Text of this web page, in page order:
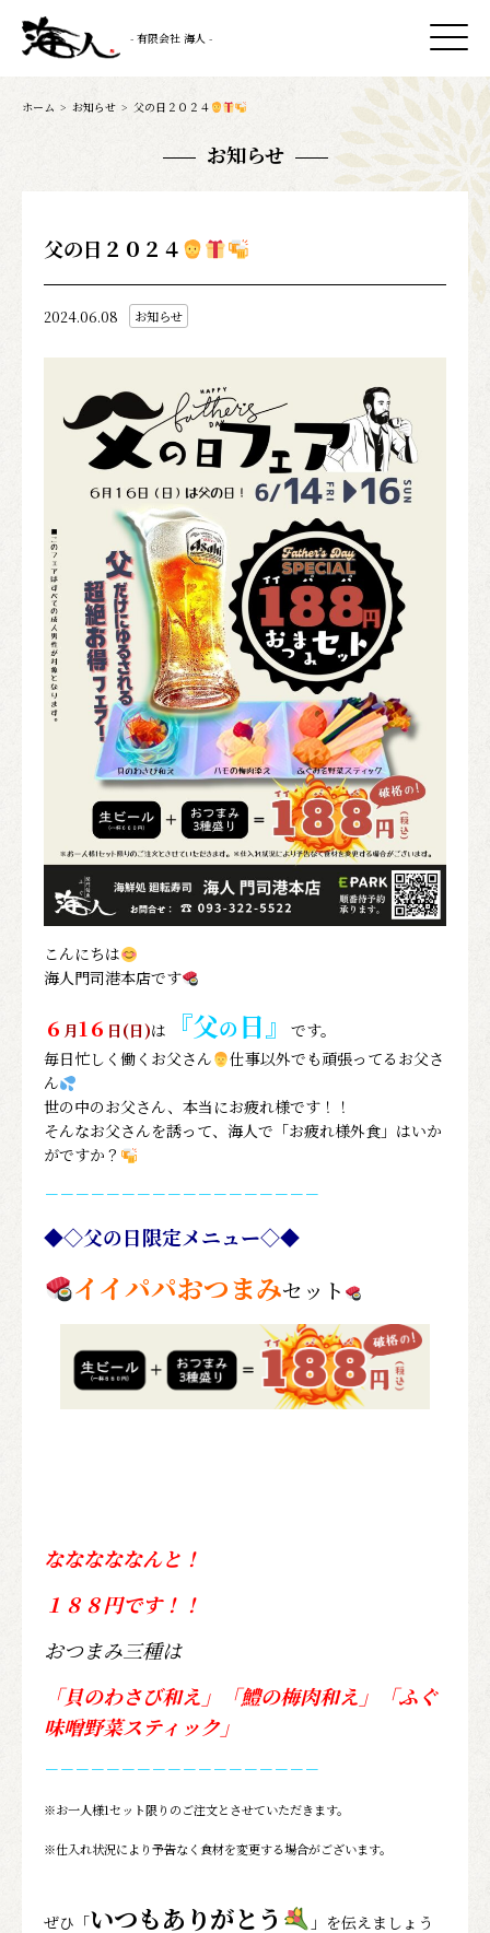
- 有限会社 海人 -
ホーム > お知らせ > 父の日２０２４
お知らせ
父の日２０２４
2024.06.08 お知らせ
こんにちは
海人門司港本店です
６ 月1６ 日(日)は 『父の日』
です。
毎日忙しく働くお父さん
仕事以外でも頑張ってるお父さ
ん
世の中のお父さん、本当にお疲れ様です！！
そんなお父さんを誘って、海人で「お疲れ様外食」はいか
がですか？
－－－－－－－－－－－－－－－－－－
◆◇父の日限定メニュー◇◆
イイパパおつまみセット
なななななんと！
１８８円です！！
おつまみ三種は
「貝のわさび和え」「鱧の梅肉和え」「ふぐ
味噌野菜スティック」
－－－－－－－－－－－－－－－－－－
※お一人様1セット限りのご注文とさせていただきます。
※仕入れ状況により予告なく食材を変更する場合がございます。
ぜひ「いつもありがとう 」を伝えましょう